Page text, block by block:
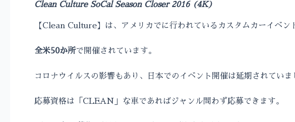
Clean Culture SoCal Season Closer 2016 (4K)
【Clean Culture】は、アメリカでに行われているカスタムカーイベン
全米50か所で開催されています。
コロナウイルスの影響もあり、日本でのイベント開催は延期されていま
応募資格は「CLEAN」な車であればジャンル問わず応募できます。